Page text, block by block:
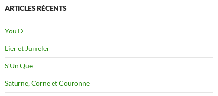
ARTICLES RÉCENTS
You D
Lier et Jumeler
S’Un Que
Saturne, Corne et Couronne